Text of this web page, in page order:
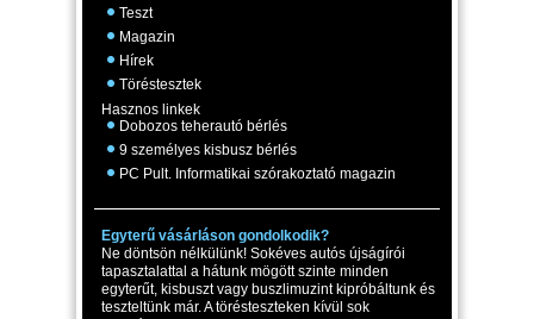
Teszt
Magazin
Hírek
Töréstesztek
Hasznos linkek
Dobozos teherautó bérlés
9 személyes kisbusz bérlés
PC Pult. Informatikai szórakoztató magazin
Egyterű vásárláson gondolkodik?
Ne döntsön nélkülünk! Sokéves autós újságírói
tapasztalattal a hátunk mögött szinte minden
egyterűt, kisbuszt vagy buszlimuzint kipróbáltunk és
teszteltünk már. A törésteszteken kívül sok